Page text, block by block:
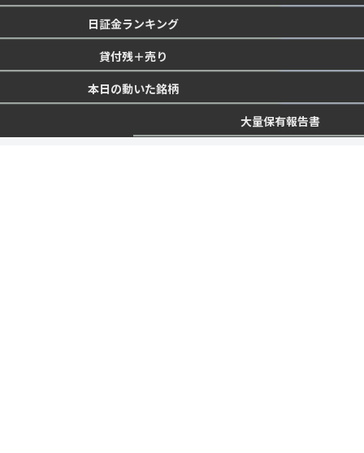
日証金ランキング
貸付残＋売り
本日の動いた銘柄
大量保有報告書